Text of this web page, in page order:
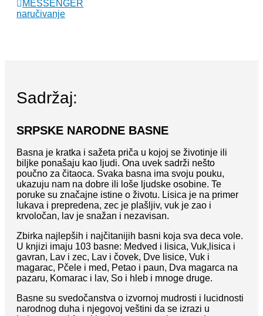
MESSENGER
naručivanje
Sadržaj:
SRPSKE NARODNE BASNE
Basna je kratka i sažeta priča u kojoj se životinje ili
biljke ponašaju kao ljudi. Ona uvek sadrži nešto
poučno za čitaoca. Svaka basna ima svoju pouku,
ukazuju nam na dobre ili loše ljudske osobine. Te
poruke su značajne istine o životu. Lisica je na primer
lukava i prepredena, zec je plašljiv, vuk je zao i
krvoločan, lav je snažan i nezavisan.
Zbirka najlepših i najčitanijih basni koja sva deca vole.
U knjizi imaju 103 basne: Medved i lisica, Vuk,lisica i
gavran, Lav i zec, Lav i čovek, Dve lisice, Vuk i
magarac, Pčele i med, Petao i paun, Dva magarca na
pazaru, Komarac i lav, So i hleb i mnoge druge.
Basne su svedočanstva o izvornoj mudrosti i lucidnosti
narodnog duha i njegovoj veštini da se izrazi u